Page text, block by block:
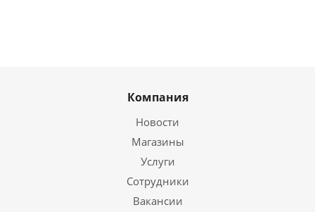
Компания
Новости
Магазины
Услуги
Сотрудники
Вакансии